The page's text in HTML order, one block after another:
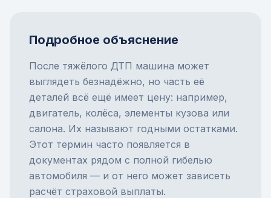
Подробное объяснение
После тяжёлого ДТП машина может
выглядеть безнадёжно, но часть её
деталей всё ещё имеет цену: например,
двигатель, колёса, элементы кузова или
салона. Их называют годными остатками.
Этот термин часто появляется в
документах рядом с полной гибелью
автомобиля — и от него может зависеть
расчёт страховой выплаты.